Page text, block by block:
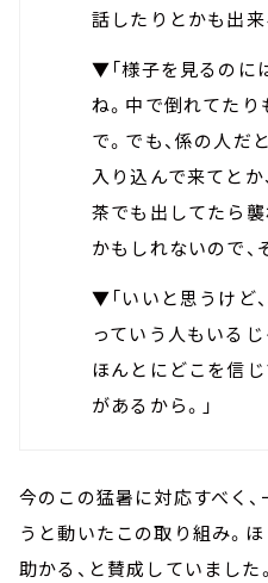
話したりとかも出来
▼「様子を見るのに
ね。中で倒れてた
で。でも、係の人だ
入り込んで来てと
茶でも出してたら襲
かもしれないので、
▼「いいと思うけど
っていう人もいる
ほんとにどこを信
があるから。」
今のこの猛暑に対応すべく
うと動いたこの取り組み。ほ
助かる、と賛成していました